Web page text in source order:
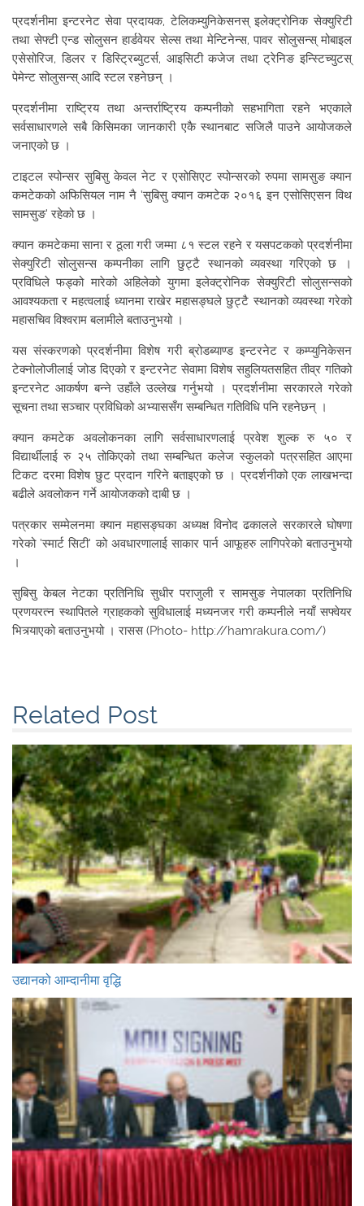
प्रदर्शनीमा इन्टरनेट सेवा प्रदायक, टेलिकम्युनिकेसनस् इलेक्ट्रोनिक सेक्युरिटी
तथा सेफ्टी एन्ड सोलुसन हार्डवेयर सेल्स तथा मेन्टिनेन्स, पावर सोलुसन्स् मोबाइल
एसेसोरिज, डिलर र डिस्ट्रिब्युटर्स, आइसिटी कजेज तथा ट्रेनिङ इन्स्टिच्युटस्
पेमेन्ट सोलुसन्स् आदि स्टल रहनेछन् ।
प्रदर्शनीमा राष्ट्रिय तथा अन्तर्राष्ट्रिय कम्पनीको सहभागिता रहने भएकाले
सर्वसाधारणले सबै किसिमका जानकारी एकै स्थानबाट सजिलै पाउने आयोजकले
जनाएको छ ।
टाइटल स्पोन्सर सुबिसु केवल नेट र एसोसिएट स्पोन्सरको रुपमा सामसुङ क्यान
कमटेकको अफिसियल नाम नै ‘सुबिसु क्यान कमटेक २०१६ इन एसोसिएसन विथ
सामसुङ’ रहेको छ ।
क्यान कमटेकमा साना र ठूला गरी जम्मा ८१ स्टल रहने र यसपटकको प्रदर्शनीमा
सेक्युरिटी सोलुसन्स कम्पनीका लागि छुट्टै स्थानको व्यवस्था गरिएको छ ।
प्रविधिले फड्को मारेको अहिलेको युगमा इलेक्ट्रोनिक सेक्युरिटी सोलुसन्सको
आवश्यकता र महत्वलाई ध्यानमा राखेर महासङ्घले छुट्टै स्थानको व्यवस्था गरेको
महासचिव विश्वराम बलामीले बताउनुभयो ।
यस संस्करणको प्रदर्शनीमा विशेष गरी ब्रोडब्याण्ड इन्टरनेट र कम्प्युनिकेसन
टेक्नोलोजीलाई जोड दिएको र इन्टरनेट सेवामा विशेष सहुलियतसहित तीव्र गतिको
इन्टरनेट आकर्षण बन्ने उहाँले उल्लेख गर्नुभयो । प्रदर्शनीमा सरकारले गरेको
सूचना तथा सञ्चार प्रविधिको अभ्याससँग सम्बन्धित गतिविधि पनि रहनेछन् ।
क्यान कमटेक अवलोकनका लागि सर्वसाधारणलाई प्रवेश शुल्क रु ५० र
विद्यार्थीलाई रु २५ तोकिएको तथा सम्बन्धित कलेज स्कुलको पत्रसहित आएमा
टिकट दरमा विशेष छुट प्रदान गरिने बताइएको छ । प्रदर्शनीको एक लाखभन्दा
बढीले अवलोकन गर्ने आयोजकको दाबी छ ।
पत्रकार सम्मेलनमा क्यान महासङ्घका अध्यक्ष विनोद ढकालले सरकारले घोषणा
गरेको ‘स्मार्ट सिटी’ को अवधारणालाई साकार पार्न आफूहरु लागिपरेको बताउनुभयो
।
सुबिसु केबल नेटका प्रतिनिधि सुधीर पराजुली र सामसुङ नेपालका प्रतिनिधि
प्रणयरत्न स्थापितले ग्राहकको सुविधालाई मध्यनजर गरी कम्पनीले नयाँ सफ्वेयर
भित्र्याएको बताउनुभयो । रासस (Photo- http://hamrakura.com/)
Related Post
उद्यानको आम्दानीमा वृद्धि